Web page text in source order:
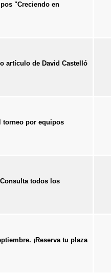
"Creciendo en
artículo de David Castelló
torneo por equipos
todos los
¡Reserva tu plaza